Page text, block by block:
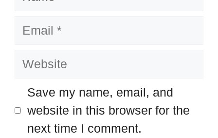
Email
Website
Save my name, email, and
website in this browser for the
next time I comment.